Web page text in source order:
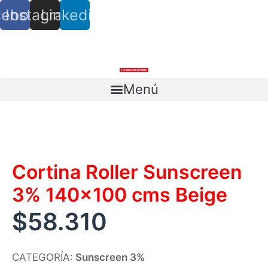
Instagram
Linkedin
Menú
Cortina Roller Sunscreen
3% 140×100 cms Beige
$58.310
CATEGORÍA: Sunscreen 3%